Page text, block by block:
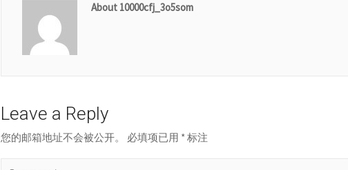
About 10000cfj_3o5som
Leave a Reply
您的邮箱地址不会被公开。 必填项已用 *标注